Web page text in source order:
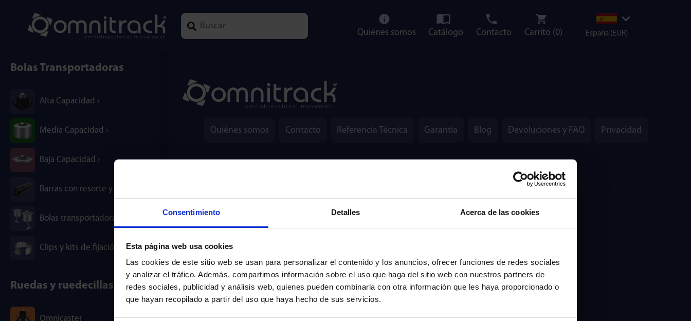
Consentimiento Detalles Acerca de las cookies
Esta página web usa cookies
Las cookies de este sitio web se usan para personalizar el contenido y los anuncios, ofrecer funciones de redes sociales
y analizar el tráfico. Además, compartimos información sobre el uso que haga del sitio web con nuestros partners de
redes sociales, publicidad y análisis web, quienes pueden combinarla con otra información que les haya proporcionado o
que hayan recopilado a partir del uso que haya hecho de sus servicios.
Quiénes somos Catálogo Contacto Carrito (0) España (EUR)
Bolas Transportadoras
Alta Capacidad
Media Capacidad
Baja Capacidad
Barras con resorte y en T / B
Bolas transportadoras neumáticas
Clips y kits de fijación
Ruedas y ruedecillas
Omnicaster
Quiénes somos Contacto Referencia Técnica Garantía Blog Devoluciones y FAQ Privacidad
Email:info@omnitrack.com
Stroud – GL5 3LR – England
+44 1453 873345